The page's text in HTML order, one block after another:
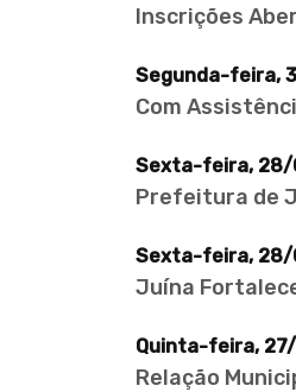
Inscrições
Segunda-feira,
Com
Sexta-feira,
Prefeitura de
Sexta-feira,
Juína
Quinta-feira,
Relação